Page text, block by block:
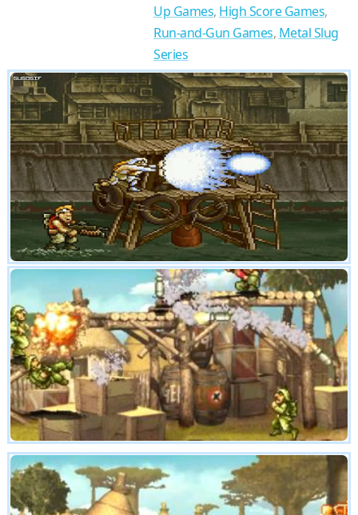
Up Games, High Score Games,
Run-and-Gun Games, Metal Slug
Series